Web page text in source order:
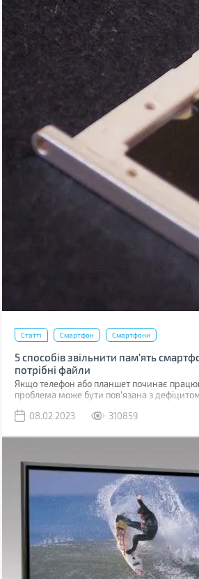
Статті Смартфон Смартфони
5 способів звільнити пам’ять
потрібні файли
Якщо телефон або планшет починає
проблема може бути пов'язана з
08.02.2023
310859